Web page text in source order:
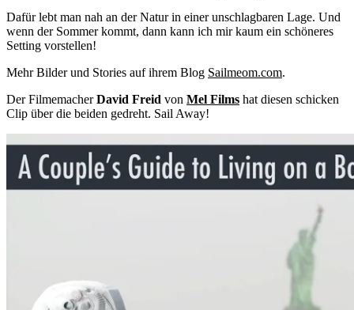
Dafür lebt man nah an der Natur in einer unschlagbaren Lage. Und
wenn der Sommer kommt, dann kann ich mir kaum ein schöneres
Setting vorstellen!
Mehr Bilder und Stories auf ihrem Blog Sailmeom.com.
Der FilmemacherDavid Freid von Mel Films hat diesen schicken
Clip über die beiden gedreht. Sail Away!